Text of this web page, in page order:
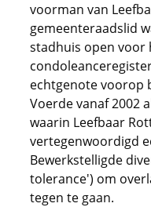
voorman van
gemeenteraadslid
stadhuis open voor
echtgenote voorop
Voerde vanaf 2002
waarin Leefbaar
vertegenwoordigd
Bewerkstelligde
tolerance') om
tegen te gaan.